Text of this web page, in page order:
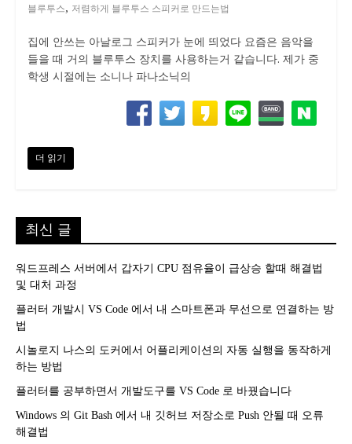
블루투스, 저렴하게 블루투스 스피커로 만드는법
집에 안쓰는 아날로그 스피커가 눈에 띄었다 요즘은 음악을
들을 때 거의 블루투스 장치를 사용하는거 같습니다. 제가 중
학생 시절에는 소니나 파나소닉의
더 읽기
최신 글
워드프레스 서버에서 갑자기 CPU 점유율이 급상승 할때 해결법
및 대처 과정
플러터 개발시 VS Code 에서 내 스마트폰과 무선으로 연결하는 방
법
시놀로지 나스의 도커에서 어플리케이션의 자동 실행을 동작하게
하는 방법
플러터를 공부하면서 개발도구를 VS Code 로 바꿨습니다
Windows 의 Git Bash 에서 내 깃허브 저장소로 Push 안될 때 오류
해결법